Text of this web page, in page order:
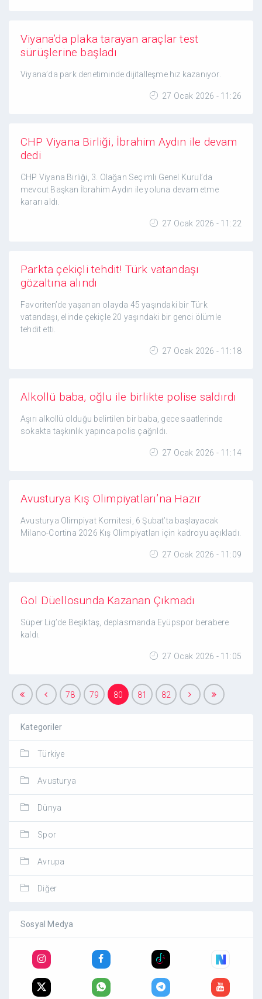
Viyana’da plaka tarayan araçlar test
sürüşlerine başladı
Viyana’da park denetiminde dijitalleşme hız kazanıyor.
27 Ocak 2026 - 11:26
CHP Viyana Birliği, İbrahim Aydın ile devam
dedi
CHP Viyana Birliği, 3. Olağan Seçimli Genel Kurul’da
mevcut Başkan İbrahim Aydın ile yoluna devam etme
kararı aldı.
27 Ocak 2026 - 11:22
Parkta çekiçli tehdit! Türk vatandaşı
gözaltına alındı
Favoriten’de yaşanan olayda 45 yaşındaki bir Türk
vatandaşı, elinde çekiçle 20 yaşındaki bir genci ölümle
tehdit etti.
27 Ocak 2026 - 11:18
Alkollü baba, oğlu ile birlikte polise saldırdı
Aşırı alkollü olduğu belirtilen bir baba, gece saatlerinde
sokakta taşkınlık yapınca polis çağrıldı.
27 Ocak 2026 - 11:14
Avusturya Kış Olimpiyatları’na Hazır
Avusturya Olimpiyat Komitesi, 6 Şubat’ta başlayacak
Milano-Cortina 2026 Kış Olimpiyatları için kadroyu açıkladı.
27 Ocak 2026 - 11:09
Gol Düellosunda Kazanan Çıkmadı
Süper Lig’de Beşiktaş, deplasmanda Eyüpspor berabere
kaldı.
27 Ocak 2026 - 11:05
78 79 80 81 82
Kategoriler
Türkiye
Avusturya
Dünya
Spor
Avrupa
Diğer
Sosyal Medya